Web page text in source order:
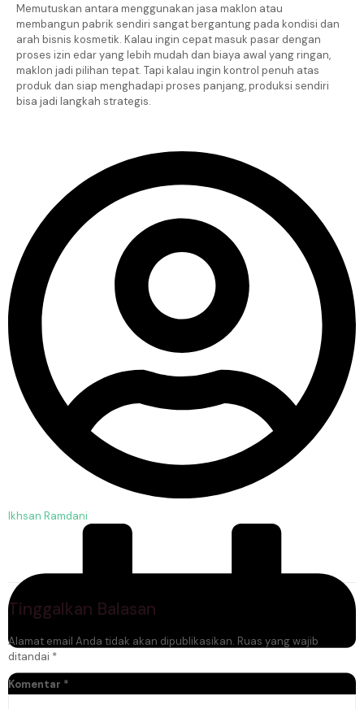
Memutuskan antara menggunakan jasa maklon atau
membangun pabrik sendiri sangat bergantung pada kondisi dan
arah bisnis kosmetik. Kalau ingin cepat masuk pasar dengan
proses izin edar yang lebih mudah dan biaya awal yang ringan,
maklon jadi pilihan tepat. Tapi kalau ingin kontrol penuh atas
produk dan siap menghadapi proses panjang, produksi sendiri
bisa jadi langkah strategis.
Ikhsan Ramdani
Tinggalkan Balasan
Alamat email Anda tidak akan dipublikasikan. Ruas yang wajib
ditandai *
Komentar *